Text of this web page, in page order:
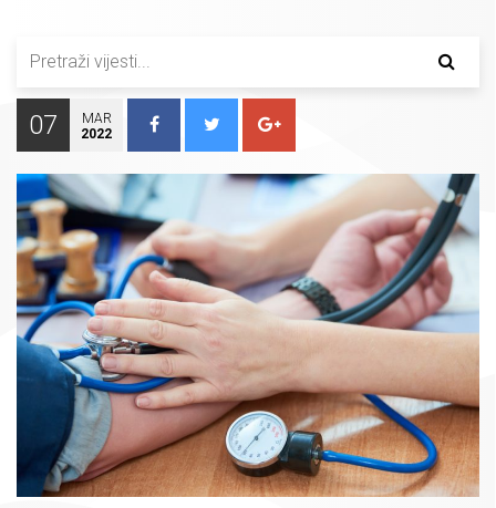
07
MAR
2022